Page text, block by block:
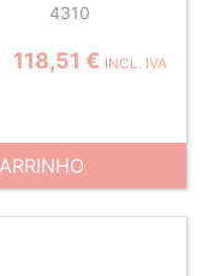
4310
118,51 € INCL. IVA